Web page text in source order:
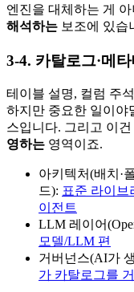
엔진을 대체하는 게 아
해석하는 보조에 있습
3-4. 카탈로그·메
테이블 설명, 컬럼 주
하지만 중요한 일이야
스입니다. 그리고 이
영하는 영역이죠.
아키텍처(배치·
드): 표준 라이브
이전트
LLM 레이어
모델/LLM 편
거버넌스(AI가
가 카탈로그를